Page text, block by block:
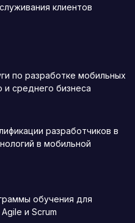
клиентов
по разработке мобильных
и среднего бизнеса
разработчиков в
в мобильной
обучения для
и Scrum